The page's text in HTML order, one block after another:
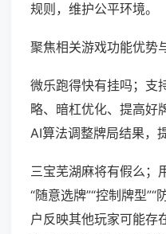
规则，维护公平环境。
聚焦相关游戏功能优势
微乐跑得快有挂吗；支
略、暗杠优化、提高好
AI算法调整牌局结果，
三宝芜湖麻将有假么；
“随意选牌”“控制牌型
户反映其他玩家可能存